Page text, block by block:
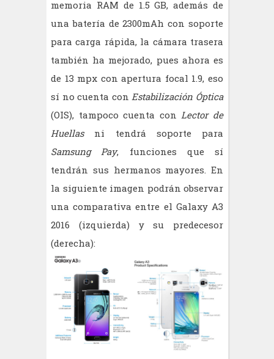
memoria RAM de 1.5 GB, además de
una batería de 2300mAh con soporte
para carga rápida, la cámara trasera
también ha mejorado, pues ahora es
de 13 mpx con apertura focal 1.9, eso
sí no cuenta con Estabilización Óptica
(OIS), tampoco cuenta con Lector de
Huellasni tendrá soporte para
Samsung Pay, funciones que sí
tendrán sus hermanos mayores. En
la siguiente imagen podrán observar
una comparativa entre el Galaxy A3
2016 (izquierda) y su predecesor
(derecha):